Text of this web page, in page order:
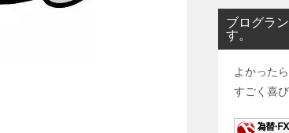
ブログラ
す。
よかった
すごく喜び